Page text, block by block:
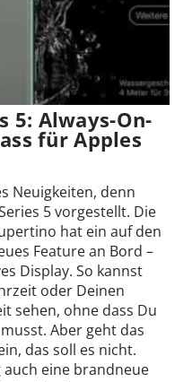
5: Always-On-
für Apples
Neuigkeiten, denn
5 vorgestellt. Die
hat ein auf den
Feature an Bord –
Display. So kannst
oder Deinen
sehen, ohne dass Du
Aber geht das
das soll es nicht.
eine brandneue